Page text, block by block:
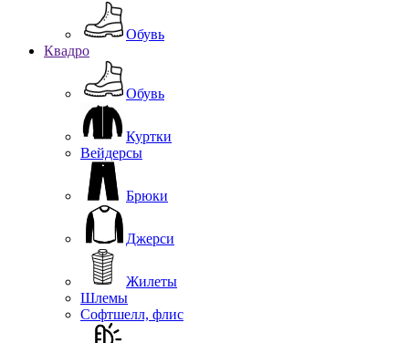
Обувь
Квадро
Обувь
Куртки
Вейдерсы
Брюки
Джерси
Жилеты
Шлемы
Софтшелл, флис